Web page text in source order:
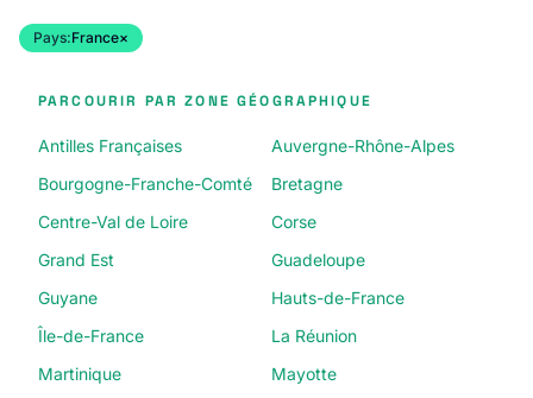
Pays:France×
PARCOURIR PAR ZONE GÉOGRAPHIQUE
Antilles Françaises
Auvergne-Rhône-Alpes
Bourgogne-Franche-Comté
Bretagne
Centre-Val de Loire
Corse
Grand Est
Guadeloupe
Guyane
Hauts-de-France
Île-de-France
La Réunion
Martinique
Mayotte